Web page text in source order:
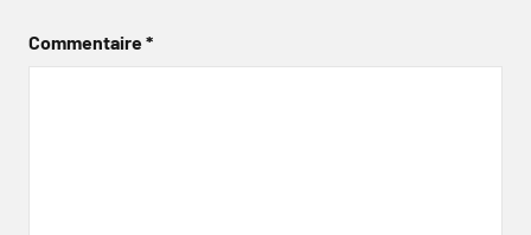
Commentaire*